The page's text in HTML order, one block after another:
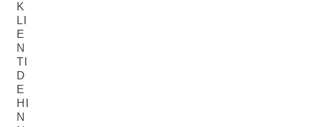
K
LI
E
N
TI
D
E
HI
N